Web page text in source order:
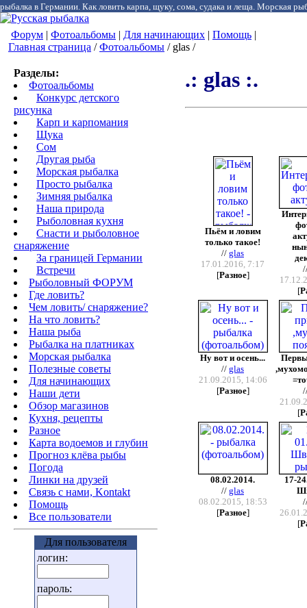
рыбалка в Германии. Как ловить карпа, щуку, сома, судака и леща. Морская
Форум | Фотоальбомы | Для начинающих | Помощь |
Главная страница /Фотоальбомы / glas /
Разделы:
Фотоальбомы
Конкурс детского
рисунка
Карп и карпомания
Щука
Сом
Другая рыба
Морская рыбалка
Просто рыбалка
Зимняя рыбалка
Наша природа
Рыболовная кухня
Снасти и рыболовное
снаряжение
За границей Германии
Встречи
Рыболовный ФОРУМ
Где ловить?
Чем ловить/ снаряжение?
На что ловить?
Наша рыба
Рыбалка на платниках
Морская рыбалка
Полезные советы
Для начинающих
Наши дети
Обзор магазинов
Кухня, рецепты
Разное
Карта водоемов и глубин
Прогноз клёва рыбы
Погода
Линки на друзей
Связь с нами, Kontakt
Помощь
Все пользователи
Для пользователя
логин:
пароль:
.: glas :.
Пьём и ловим
только такое!
// glas
17.01.2016, 7:17
[Разное]
[
Ну вот и осень...
// glas
21.09.2015, 14:06
[Разное]
[
08.02.2014.
// glas
08.02.2015, 18:53
[Разное]
17-
[